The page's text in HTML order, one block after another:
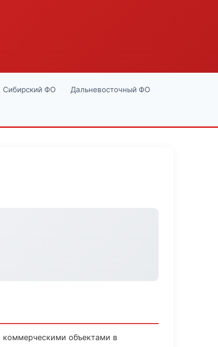
Сибирский ФО Дальневосточный ФО
коммерческими объектами в